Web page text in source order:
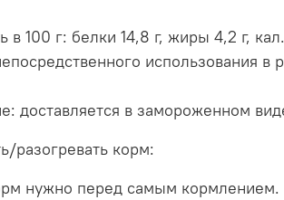
в 100 г: белки 14,8 г, жиры 4,2 г,
использования в
доставляется в замороженном
разогревать корм:
нужно перед самым кормлением.